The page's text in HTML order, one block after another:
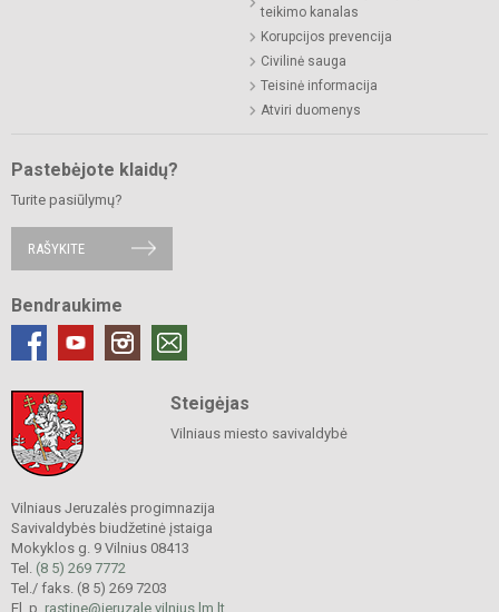
teikimo kanalas
Korupcijos prevencija
Civilinė sauga
Teisinė informacija
Atviri duomenys
Pastebėjote klaidų?
Turite pasiūlymų?
RAŠYKITE
Bendraukime
Steigėjas
Vilniaus miesto savivaldybė
Vilniaus Jeruzalės progimnazija
Savivaldybės biudžetinė įstaiga
Mokyklos g. 9 Vilnius 08413
Tel. (8 5) 269 7772
Tel./ faks. (8 5) 269 7203
El. p. rastine@jeruzale.vilnius.lm.lt